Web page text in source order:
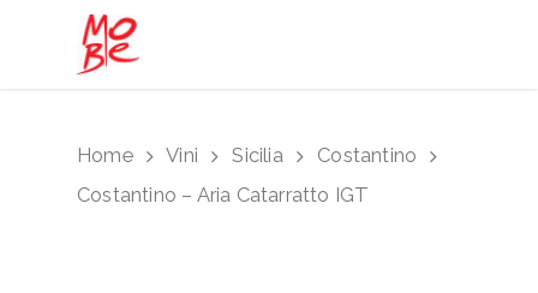
Hit enter to search or ESC to close
Home Vini Sicilia
Costantino
Costantino – Aria Catarratto IGT